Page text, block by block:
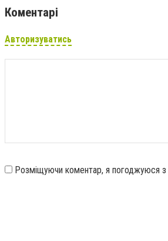
Коментарі
Авторизуватись
Розміщуючи коментар, я погоджуюся з